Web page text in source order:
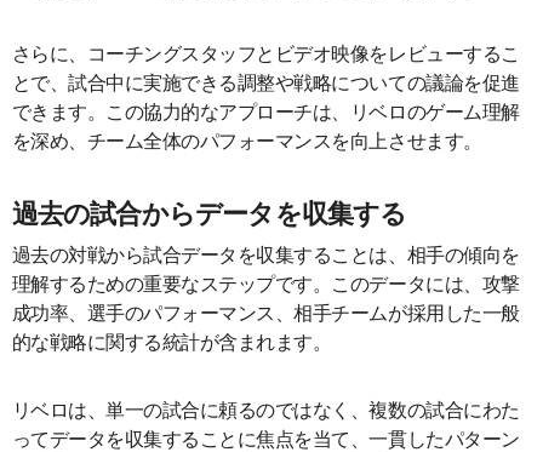
さらに、コーチングスタッフとビデオ映像をレビューするこ
とで、試合中に実施できる調整や戦略についての議論を促進
できます。この協力的なアプローチは、リベロのゲーム理解
を深め、チーム全体のパフォーマンスを向上させます。
過去の試合からデータを収集する
過去の対戦から試合データを収集することは、相手の傾向を
理解するための重要なステップです。このデータには、攻撃
成功率、選手のパフォーマンス、相手チームが採用した一般
的な戦略に関する統計が含まれます。
リベロは、単一の試合に頼るのではなく、複数の試合にわた
ってデータを収集することに焦点を当て、一貫したパターン